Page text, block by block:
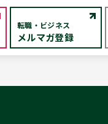
転職・ビジネス
メルマガ登録